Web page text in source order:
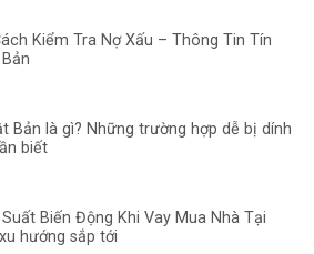
Kiểm Tra Nợ Xấu – Thông Tin Tín
Bản là gì? Những trường hợp dễ bị dính
biết
Biến Động Khi Vay Mua Nhà Tại
hướng sắp tới